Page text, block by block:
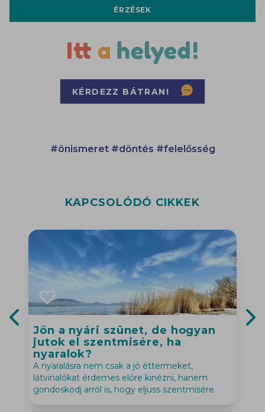
ÉRZÉSEK
KÉRDEZZ BÁTRAN!
#önismeret #döntés #felelősség
KAPCSOLÓDÓ CIKKEK
Jön a nyári szünet, de hogyan
jutok el szentmisére, ha
nyaralok?
A nyaralásra nem csak a jó éttermeket,
látvinalókat érdemes előre kinézni, hanem
gondoskodj arról is, hogy eljuss szentmisére.
Previous slide